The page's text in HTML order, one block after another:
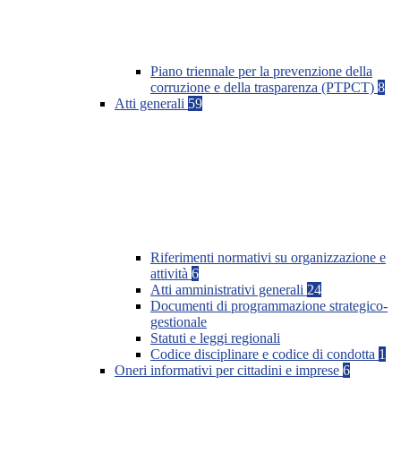
Piano triennale per la prevenzione della
corruzione e della trasparenza (PTPCT) 8
Atti generali 59
Riferimenti normativi su organizzazione e
attività 6
Atti amministrativi generali 24
Documenti di programmazione strategico-
gestionale
Statuti e leggi regionali
Codice disciplinare e codice di condotta 1
Oneri informativi per cittadini e imprese 6